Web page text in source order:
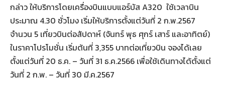
กล่าว ให้บริการโดยเครื่องบินแบบแอร์บัส A320 ใช้เวลาบิน
ประมาณ 4.30 ชั่วโมง เริ่มให้บริการตั้งแต่วันที่ 2 ก.พ.2567
จำนวน 5 เที่ยวบินต่อสัปดาห์ (จันทร์ พุธ ศุกร์ เสาร์ และอาทิตย์)
ในราคาโปรโมชั่น เริ่มต้นที่ 3,355 บาทต่อเที่ยวบิน จองได้เลย
ตั้งแต่วันที่ 20 ธ.ค. – วันที่ 31 ธ.ค.2566 เพื่อใช้เดินทางได้ตั้งแต่
วันที่ 2 ก.พ. – วันที่ 30 มี.ค.2567